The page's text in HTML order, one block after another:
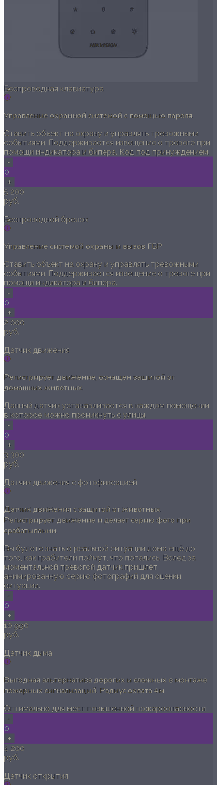
Беспроводная клавиатура
Управление охранной системой с помощью пароля.
Ставить объект на охрану и управлять тревожными
событиями. Поддерживается извещение о тревоге при
помощи индикатора и бипера. Код под принуждением.
-
0
+
5 200
руб.
Беспроводной брелок
Управление системой охраны и вызов ГБР
Ставить объект на охрану и управлять тревожными
событиями. Поддерживается извещение о тревоге при
помощи индикатора и бипера.
-
0
+
2 000
руб.
Датчик движения
Регистрирует движение, оснащен защитой от
домашних животных.
Данный датчик устанавливается в каждом помещении,
в которое можно проникнуть с улицы.
-
0
+
3 300
руб.
Датчик движения с фотофиксацией
Датчик движения с защитой от животных.
Регистрирует движение и делает серию фото при
срабатывании.
Вы будете знать о реальной ситуации дома ещё до
того, как грабители поймут, что попались. Вслед за
моментальной тревогой датчик пришлёт
анимированную серию фотографий для оценки
ситуации.
-
0
+
10 990
руб.
Датчик дыма
Выгодная альтернатива дорогих и сложных в монтаже
пожарных сигнализаций. Радиус охвата 4м
Оптимально для мест повышенной пожароопасности
-
0
+
4 200
руб.
Датчик открытия